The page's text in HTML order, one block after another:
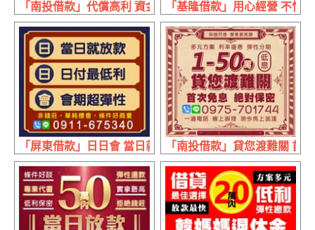
「南投借款」代償高利 資金整合 | 30萬內 免薪轉免勞保免
「基隆借款」用心經營 不怕
「屏東借款」日日會 當日就放款 | 日付最低利 會期超彈性
「南投借款」貸您渡難關 首